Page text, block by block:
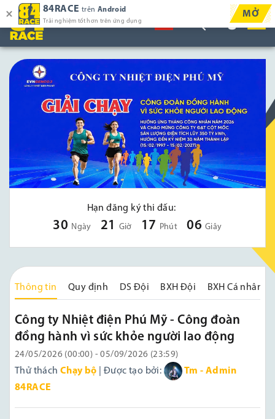
Hạn đăng ký thi đấu:
30 Ngày 21 Giờ 17 Phút 05 Giây
Thông tin Quy định DS Đội BXH Đội BXH Cá nhân
Công ty Nhiệt điện Phú Mỹ - Công đoàn
đồng hành vì sức khỏe người lao động
24/05/2026 (00:00) - 05/09/2026 (23:59)
Thử thách Chạy bộ | Được tạo bởi:
Tm - Admin
84RACE
84RACE trên Android
Trải nghiệm tốt hơn trên ứng dụng
MỞ